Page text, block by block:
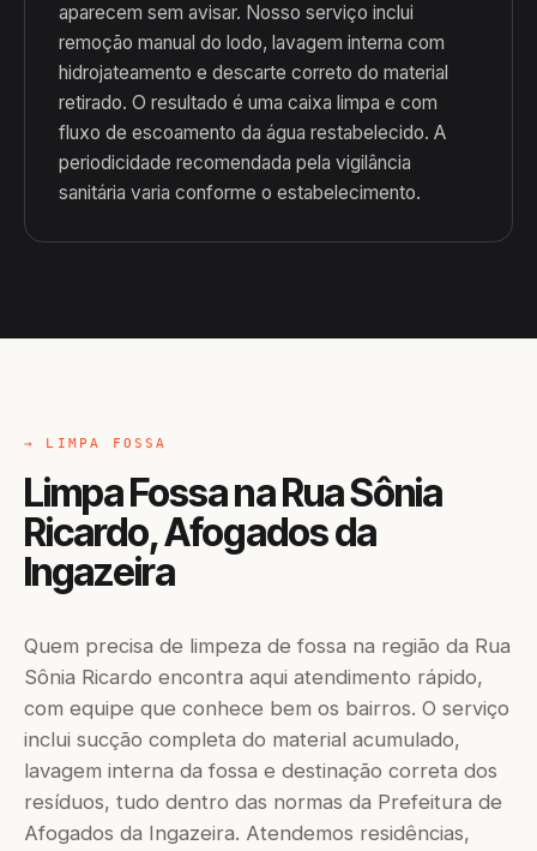
aparecem sem avisar. Nosso serviço inclui
remoção manual do lodo, lavagem interna com
hidrojateamento e descarte correto do material
retirado. O resultado é uma caixa limpa e com
fluxo de escoamento da água restabelecido. A
periodicidade recomendada pela vigilância
sanitária varia conforme o estabelecimento.
→ LIMPA FOSSA
Limpa Fossa na Rua Sônia
Ricardo, Afogados da
Ingazeira
Quem precisa de limpeza de fossa na região da Rua
Sônia Ricardo encontra aqui atendimento rápido,
com equipe que conhece bem os bairros. O serviço
inclui sucção completa do material acumulado,
lavagem interna da fossa e destinação correta dos
resíduos, tudo dentro das normas da Prefeitura de
Afogados da Ingazeira. Atendemos residências,